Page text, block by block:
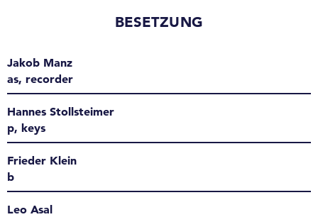
BESETZUNG
Jakob Manz
as, recorder
Hannes Stollsteimer
p, keys
Frieder Klein
b
Leo Asal